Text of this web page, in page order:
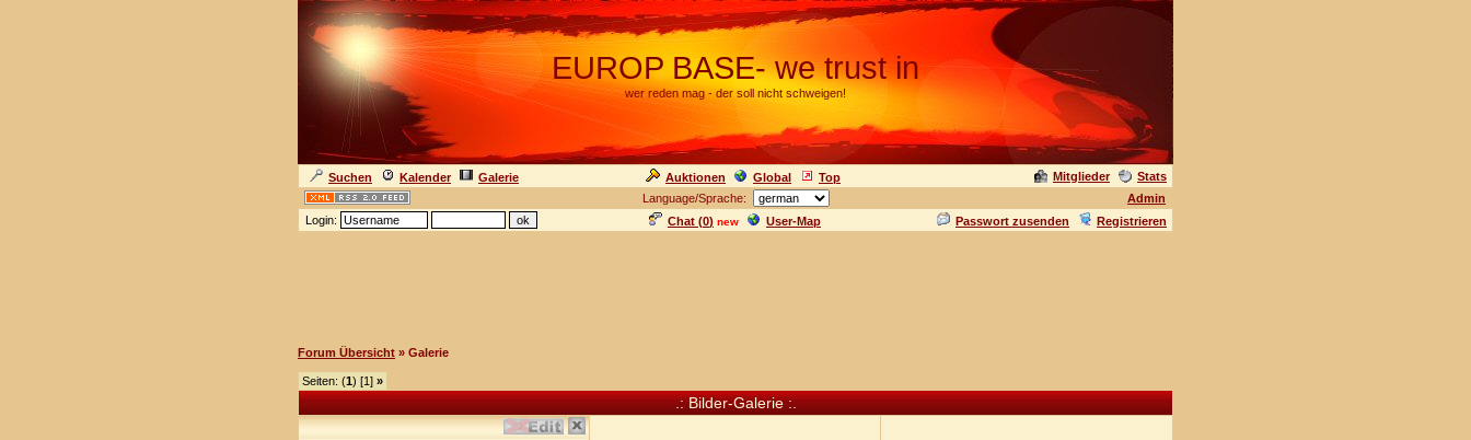
EUROP BASE- we trust in
wer reden mag - der soll nicht schweigen!
Suchen Kalender Galerie Auktionen Global Top Mitglieder
Stats
Language/Sprache:
Admin
Login:
Chat (0) new User-Map Passwort zusenden Registrieren
Forum Übersicht » Galerie
Seiten: (1) [1] »
.: Bilder-Galerie :.